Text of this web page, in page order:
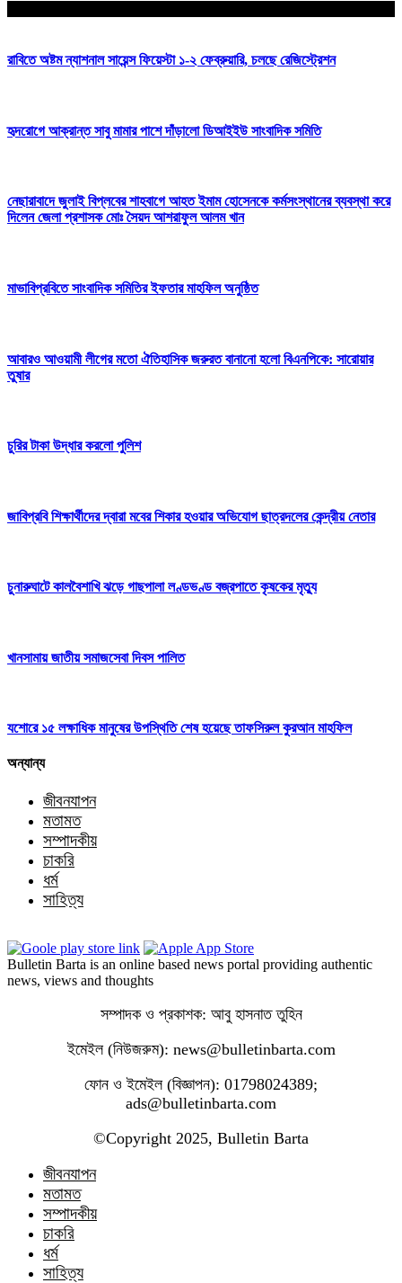
রাবিতে অষ্টম ন্যাশনাল সায়েন্স ফিয়েস্টা ১-২ ফেব্রুয়ারি, চলছে রেজিস্ট্রেশন
হৃদরোগে আক্রান্ত সাবু মামার পাশে দাঁড়ালো ডিআইইউ সাংবাদিক সমিতি
নেছারাবাদে জুলাই বিপ্লবের শাহবাগে আহত ইমাম হোসেনকে কর্মসংস্থানের ব্যবস্থা করে
দিলেন জেলা প্রশাসক মোঃ সৈয়দ আশরাফুল আলম খান
মাভাবিপ্রবিতে সাংবাদিক সমিতির ইফতার মাহফিল অনুষ্ঠিত
আবারও আওয়ামী লীগের মতো ঐতিহাসিক জরুরত বানানো হলো বিএনপিকে: সারোয়ার
তুষার
চুরির টাকা উদ্ধার করলো পুলিশ
জাবিপ্রবি শিক্ষার্থীদের দ্বারা মবের শিকার হওয়ার অভিযোগ ছাত্রদলের কেন্দ্রীয় নেতার
চুনারুঘাটে কালবৈশাখি ঝড়ে গাছপালা লণ্ডভণ্ড বজ্রপাতে কৃষকের মৃত্যু
খানসামায় জাতীয় সমাজসেবা দিবস পালিত
যশোরে ১৫ লক্ষাধিক মানুষের উপস্থিতি শেষ হয়েছে তাফসিরুল কুরআন মাহফিল
অন্যান্য
জীবনযাপন
মতামত
সম্পাদকীয়
চাকরি
ধর্ম
সাহিত্য
Bulletin Barta is an online based news portal providing authentic
news, views and thoughts
সম্পাদক ও প্রকাশক: আবু হাসনাত তুহিন
ইমেইল (নিউজরুম): news@bulletinbarta.com
ফোন ও ইমেইল (বিজ্ঞাপন): 01798024389;
ads@bulletinbarta.com
©️Copyright 2025, Bulletin Barta
জীবনযাপন
মতামত
সম্পাদকীয়
চাকরি
ধর্ম
সাহিত্য